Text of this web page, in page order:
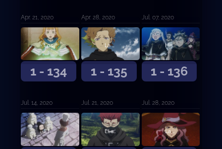
Apr. 21, 2020 Apr. 28, 2020 Jul. 07, 2020
1 - 134
Los convocados
Jul. 14, 2020
1 - 135
La persona en mi corazón, mi corazón, mi corazón
Jul. 21, 2020
1 - 136
Historia submarina oscura
Jul. 28, 2020
El hambre centenaria de Charmy y la soledad milenaria de Gordon El sucesor de Zara La bruja vuelve a casa